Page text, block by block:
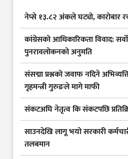
नेप्से १३.८२ अंकले घट्यो, कारोबार
कांग्रेसको आधिकारिकता विवाद:
पुनरावलोकनको अनुमति
संसद्मा प्रश्नको जवाफ नदिने
गृहमन्त्री गुरुङले मागे माफी
संकटअघि नेतृत्व कि संकटपछि
साउनदेखि लागू भयो सरकारी
तलबमान